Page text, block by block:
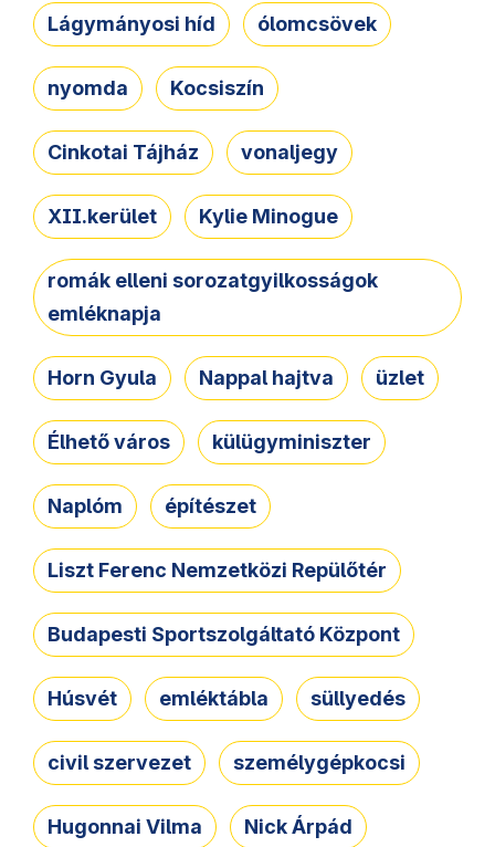
Lágymányosi híd ólomcsövek
nyomda Kocsiszín
Cinkotai Tájház vonaljegy
XII.kerület Kylie Minogue
romák elleni sorozatgyilkosságok
emléknapja
Horn Gyula Nappal hajtva üzlet
Élhető város külügyminiszter
Naplóm építészet
Liszt Ferenc Nemzetközi Repülőtér
Budapesti Sportszolgáltató Központ
Húsvét emléktábla süllyedés
civil szervezet személygépkocsi
Hugonnai Vilma Nick Árpád